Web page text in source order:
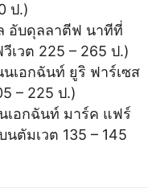
ป.)
อับดุลลาตีฟ นาทีที่
เวต 225 – 265 ป.)
เอกฉันท์ ยูริ ฟาร์เซส
– 225 ป.)
เอกฉันท์ มาร์ค แฟร์
นตัมเวต 135 – 145